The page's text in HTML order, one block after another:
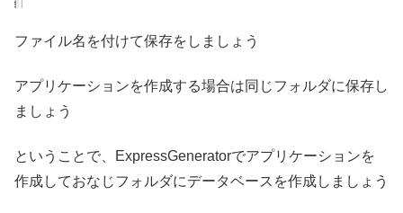
ファイル名を付けて保存をしましょう
アプリケーションを作成する場合は同じフォルダに保存し
ましょう
ということで、ExpressGeneratorでアプリケーションを
作成しておなじフォルダにデータベースを作成しましょう